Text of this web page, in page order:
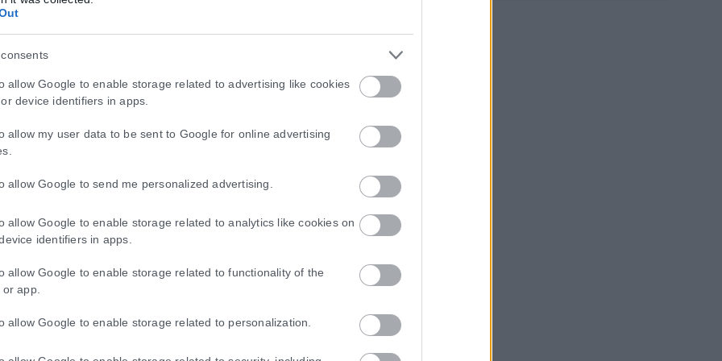
allow Google to enable storage related to advertising like cookies
device identifiers in apps.
allow my user data to be sent to Google for online advertising
allow Google to send me personalized advertising.
allow Google to enable storage related to analytics like cookies on
identifiers in apps.
allow Google to enable storage related to functionality of the
app.
allow Google to enable storage related to personalization.
ευρώ για τα “Σπιτάκια Ανακύκλωσης”;»
για τα «Σπιτάκια Ανακύκλωσης» απευθύνει εκ νέου το ΠΑΣΟΚ προς...
το success story της κυβέρνησης
ο Κώστας Τσουκαλάς, με αφορμή την τελευταία έκθεση του ΟΟΣΑ. Αναφέρει...